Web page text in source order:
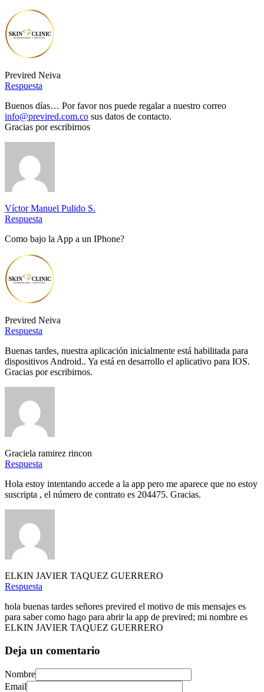
Previred Neiva
Respuesta
Buenos días… Por favor nos puede regalar a nuestro correo
info@previred.com.co sus datos de contacto.
Gracias por escribirnos
Víctor Manuel Pulido S.
Respuesta
Como bajo la App a un IPhone?
Previred Neiva
Respuesta
Buenas tardes, nuestra aplicación inicialmente está habilitada para
dispositivos Android.. Ya está en desarrollo el aplicativo para IOS.
Gracias por escribirnos.
Graciela ramirez rincon
Respuesta
Hola estoy intentando accede a la app pero me aparece que no estoy
suscripta , el número de contrato es 204475. Gracias.
ELKIN JAVIER TAQUEZ GUERRERO
Respuesta
hola buenas tardes señores previred el motivo de mis mensajes es
para saber como hago para abrir la app de previred; mi nombre es
ELKIN JAVIER TAQUEZ GUERRERO
Deja un comentario
Nombre
Email